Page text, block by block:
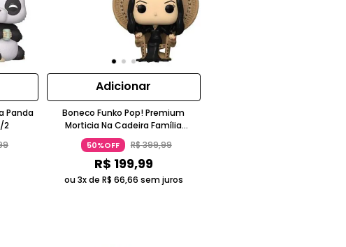
Panda
2
Adicionar
Boneco Funko Pop! Premium
Morticia Na Cadeira Família
Addams Vinil Bege Funko
50%OFF R$399,99
R$ 199,99
ou 3x de R$ 66,66 sem juros